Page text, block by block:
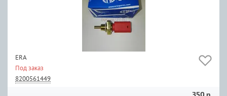
ERA
Под заказ
8200561449
350 р.